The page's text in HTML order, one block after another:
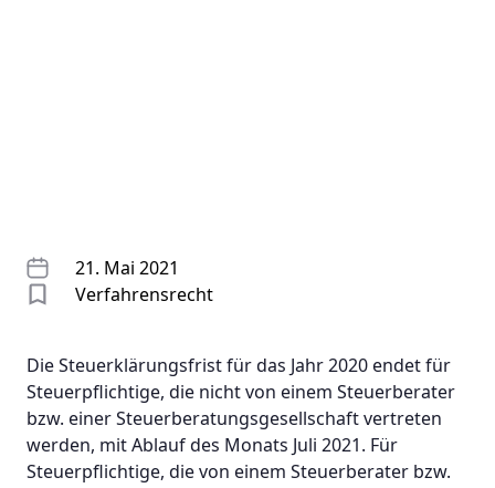
21. Mai 2021
Verfahrensrecht
Die Steuerklärungsfrist für das Jahr 2020 endet für
Steuerpflichtige, die nicht von einem Steuerberater
bzw. einer Steuerberatungsgesellschaft vertreten
werden, mit Ablauf des Monats Juli 2021. Für
Steuerpflichtige, die von einem Steuerberater bzw.